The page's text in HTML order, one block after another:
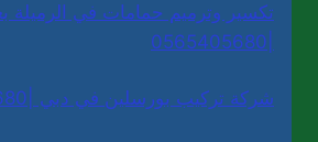
تكسير وترميم حمامات في الرميلة
شركة تركيب بورسلين في دبي |0565405680